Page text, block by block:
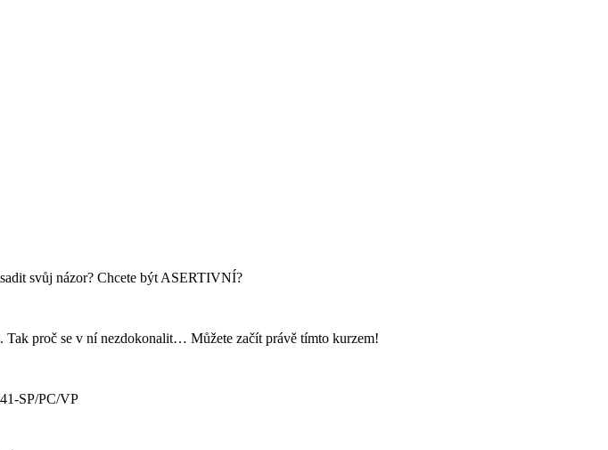
svůj názor? Chcete být ASERTIVNÍ?
Tak proč se v ní nezdokonalit… Můžete začít právě tímto kurzem!
SP/PC/VP